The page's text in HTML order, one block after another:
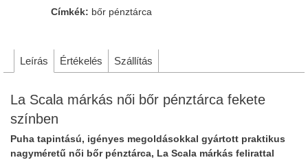
Címkék: bőr pénztárca
Leírás Értékelés Szállítás
La Scala márkás női bőr pénztárca fekete
színben
Puha tapintású, igényes megoldásokkal gyártott praktikus
nagyméretű női bőr pénztárca, La Scala márkás felirattal